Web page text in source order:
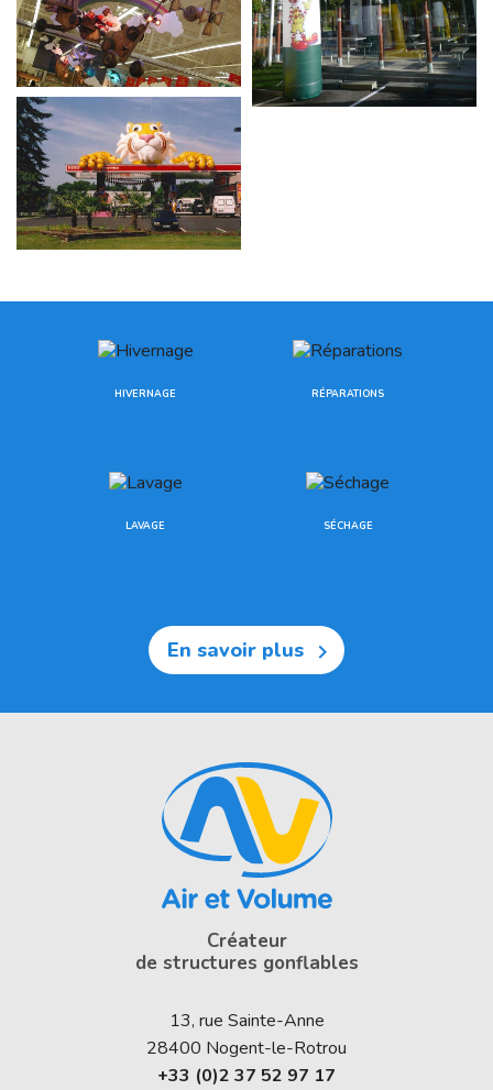
HIVERNAGE RÉPARATIONS
LAVAGE SÉCHAGE
En savoir plus 
Créateur
de structures gonflables
13, rue Sainte-Anne
28400 Nogent-le-Rotrou
+33 (0)2 37 52 97 17